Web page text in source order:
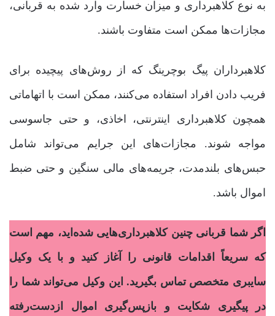
به نوع کلاهبرداری و میزان خسارت وارد شده به قربانی،
مجازات‌ها ممکن است متفاوت باشند.
کلاهبرداران پیگ بوچرینگ که از روش‌های پیچیده برای
فریب دادن افراد استفاده می‌کنند، ممکن است با اتهاماتی
همچون کلاهبرداری اینترنتی، اخاذی، و حتی جاسوسی
مواجه شوند. مجازات‌های این جرایم می‌تواند شامل
حبس‌های بلندمدت، جریمه‌های مالی سنگین و حتی ضبط
اموال باشد.
اگر شما قربانی چنین کلاهبرداری‌هایی شده‌اید، مهم است
که سریعاً اقدامات قانونی را آغاز کنید و با یک وکیل
سایبری متخصص تماس بگیرید. این وکیل می‌تواند شما را
در پیگیری شکایت و بازپس‌گیری اموال ازدست‌رفته